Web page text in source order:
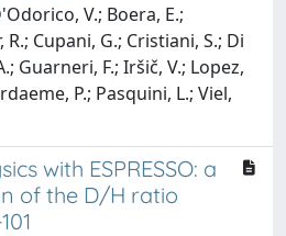
V.; Boera, E.;
Cupani, G.; Cristiani, S.; Di
Guarneri, F.; Iršič, V.; Lopez,
P.; Pasquini, L.; Viel,
with ESPRESSO: a
of the D/H ratio